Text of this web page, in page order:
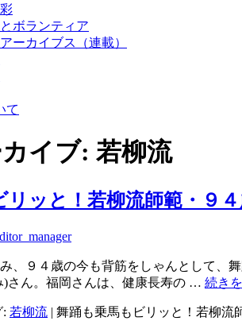
ボランティア
ーカイブス（連載）
イブ: 若柳流
リッと！若柳流師範・９
、９４歳の今も背筋をしゃんとして、
)さん。福岡さんは、健康長寿の … 続き
: 若柳流 | 舞踊も乗馬もビリッと！若柳流